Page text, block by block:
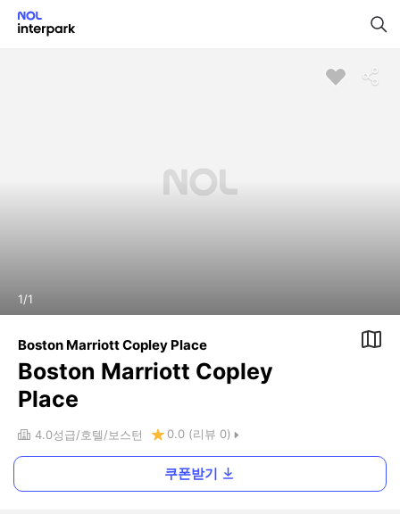
1/1
Boston Marriott Copley Place
Boston Marriott Copley
Place
4.0성급 호텔 보스턴 0.0 (리뷰 0)
쿠폰받기